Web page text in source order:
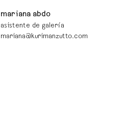
mariana abdo
asistente de galería
mariana@kurimanzutto.com